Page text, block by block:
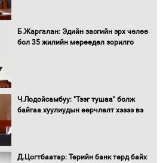
Нөөцийн махны худалдаа,
борлуулалтыг нээлттэй ил тод
Монгол Улс “COP17”-д “Тал хээрийн
төлөвлөгөө”-гөө танилцуулна
Б.Жаргалан: Эдийн засгийн эрх чөлөө
бол 35 жилийн мөрөөдөл зорилго
Ч.Лодойсамбуу: "Тээг тушаа" болж
байгаа хуулиудын өөрчлөлт хэзээ вэ
Д.Цогтбаатар: Төрийн банк төрд байх